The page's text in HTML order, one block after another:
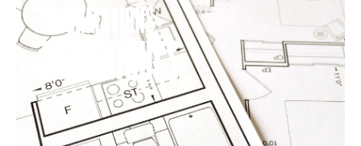
informations
techniques